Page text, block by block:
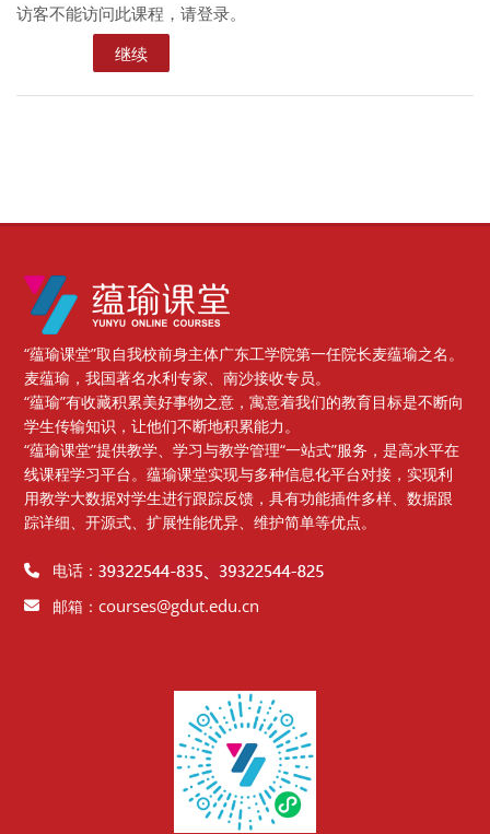
访客不能访问此课程，请登录。
继续
版块
“蕴瑜课堂”取自我校前身主体广东工学院第一任院长麦蕴瑜之名。
麦蕴瑜，我国著名水利专家、南沙接收专员。
“蕴瑜”有收藏积累美好事物之意，寓意着我们的教育目标是不断向
学生传输知识，让他们不断地积累能力。
“蕴瑜课堂”提供教学、学习与教学管理“一站式”服务，是高水平在
线课程学习平台。蕴瑜课堂实现与多种信息化平台对接，实现利
用教学大数据对学生进行跟踪反馈，具有功能插件多样、数据跟
踪详细、开源式、扩展性能优异、维护简单等优点。
电话：
邮箱：courses@gdut.edu.cn